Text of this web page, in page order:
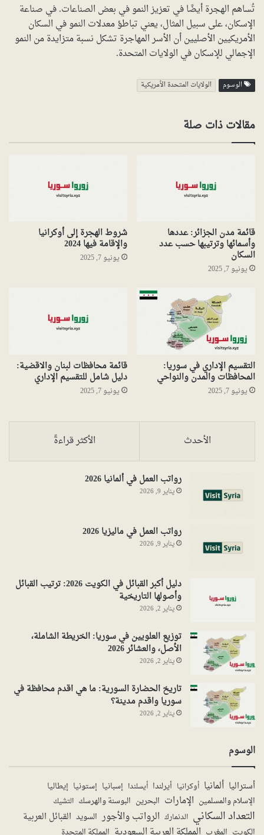
تُساهم الهجرة أيضًا في تعزيز النمو في بعض الصناعات. في صناعة
الإسكان، على سبيل المثال، يعني تباطؤ معدلات النمو في السكان
الأمريكيين الأصليين أن الأسر المهاجرة تشكل نسبة متزايدة من النمو
الإجمالي للإسكان في الولايات المتحدة.
الوسوم الولايات المتحدة الأمريكية
مقالات ذات صلة
قائمة مدن الجزائر: عددها
وأسمائها وترتيبها حسب عدد
السكان
يونيو 7, 2025
شروط الهجرة إلى أوكرانيا
والإقامة فيها 2024
يونيو 7, 2025
التقسيم الإداري في سوريا:
المحافظات والمدن والنواحي
يونيو 7, 2025
قائمة محافظات لبنان والاقضية:
دليل شامل للتقسيم الإداري
يونيو 7, 2025
الأحدث الأكثر قراءةً
رواتب العمل في ألمانيا 2026
يناير 9, 2026
رواتب العمل في ماليزيا 2026
يناير 9, 2026
دليل أكبر القبائل في الكويت 2026: ترتيب القبائل
وأصولها التاريخية
يناير 2, 2026
توزيع العلويين في سوريا: الخريطة الشاملة،
الأصل، والعشائر 2026
يناير 2, 2026
تاريخ الحضارة السورية: ما هي اقدم محافظة في
سوريا واقدم مدينة؟
يناير 2, 2026
الوسوم
أستراليا ألمانيا أوكرانيا أيرلندا أيسلندا إسبانيا إستونيا إيطاليا
الإسلام والمسلمين الإمارات البحرين البوسنة والهرسك التشيك
التعداد السكاني الدنمارك الرواتب والأجور السويد القبائل العربية